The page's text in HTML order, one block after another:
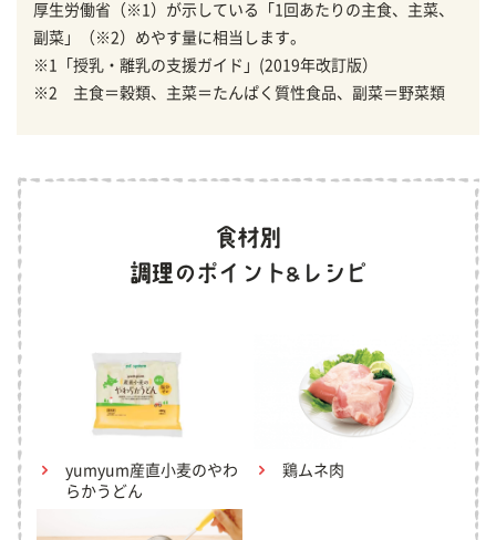
厚生労働省（※1）が示している「1回あたりの主食、主菜、
副菜」（※2）めやす量に相当します。
※1「授乳・離乳の支援ガイド」(2019年改訂版）
※2 主食＝穀類、主菜＝たんぱく質性食品、副菜＝野菜類
yumyum産直小麦のやわ
らかうどん
鶏ムネ肉